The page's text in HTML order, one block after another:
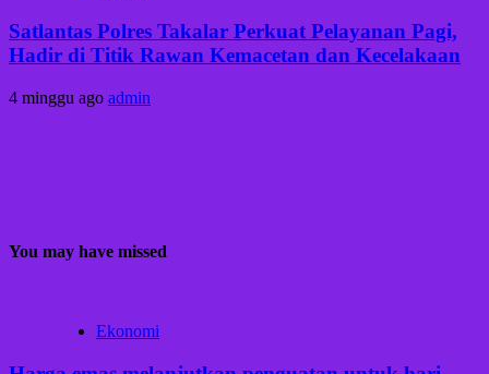
Satlantas Polres Takalar Perkuat Pelayanan Pagi,
Hadir di Titik Rawan Kemacetan dan Kecelakaan
4 minggu ago admin
You may have missed
Ekonomi